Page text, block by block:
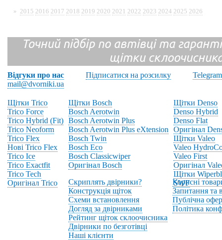
» 2015 2016 2017 2018 2019 2020 2021 2022 2023 2024 2025 2026
Точний підбір по автівці та
щітки
Відгуки про нас Підписатися на розсилку
Telegram
mail@dvorniki.ua
Щітки Trico
Trico Force
Trico Hybrid (Fit)
Trico Neoform
Trico Flex
Нові Trico Flex
Trico Ice
Trico Exactfit
Trico Tech
Оригінал Trico
Щітки Bosch
Bosch Aerotwin
Bosch Aerotwin Plus
Bosch Aerotwin Plus eXtension
Bosch Twin
Bosch Eco
Bosch Classicwiper
Оригінал Bosch
Щітки Denso
Denso Hybrid
Denso Flat
Оригінал
Щітки Valeo
Valeo
Valeo First
Оригінал
Щітки
SWF
Скриплять двірники?
Конструкція щіток
Схеми встановлення
Догляд за двірниками
Рейтинг щіток склоочисника
Двірники по безготівці
Наші клієнти
Корисні
Запитання та
Публічна
Політика